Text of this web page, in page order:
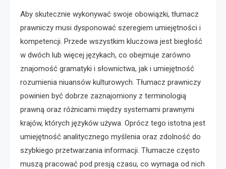
Aby skutecznie wykonywać swoje obowiązki, tłumacz
prawniczy musi dysponować szeregiem umiejętności i
kompetencji. Przede wszystkim kluczowa jest biegłość
w dwóch lub więcej językach, co obejmuje zarówno
znajomość gramatyki i słownictwa, jak i umiejętność
rozumienia niuansów kulturowych. Tłumacz prawniczy
powinien być dobrze zaznajomiony z terminologią
prawną oraz różnicami między systemami prawnymi
krajów, których języków używa. Oprócz tego istotna jest
umiejętność analitycznego myślenia oraz zdolność do
szybkiego przetwarzania informacji. Tłumacze często
muszą pracować pod presją czasu, co wymaga od nich